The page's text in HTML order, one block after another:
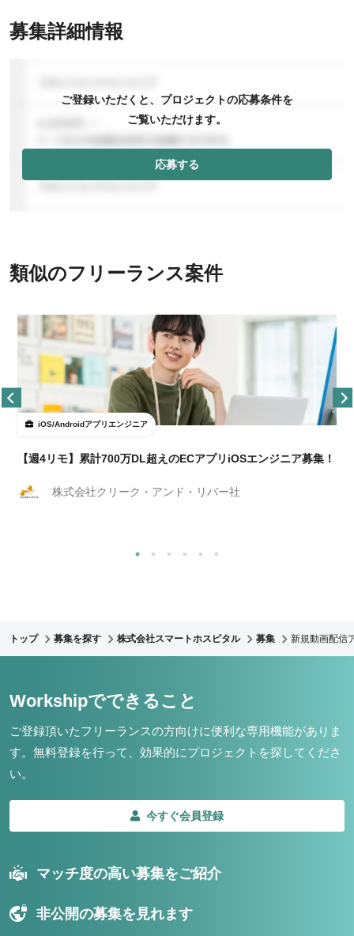
募集詳細情報
ご登録いただくと、プロジェクトの応募条件を
ご覧いただけます。
応募する
類似のフリーランス案件
iOS/Androidアプリエンジニア
【週4リモ】累計700万DL超えのECアプリiOSエンジニア募集！
株式会社クリーク・アンド・リバー社
トップ 募集を探す 株式会社スマートホスピタル 募集 新規動画配信
Workshipでできること
ご登録頂いたフリーランスの方向けに便利な専用機能がありま
す。 無料登録を行って、効果的にプロジェクトを探してくださ
い。
今すぐ会員登録
マッチ度の高い募集をご紹介
非公開の募集を見れます